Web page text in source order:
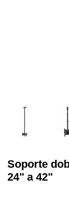
Soporte
24" a 42"